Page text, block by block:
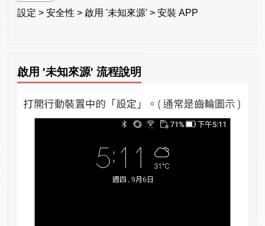
設定 > 安全性 > 啟用 '未知來源' > 安裝 APP
啟用 '未知來源' 流程說明